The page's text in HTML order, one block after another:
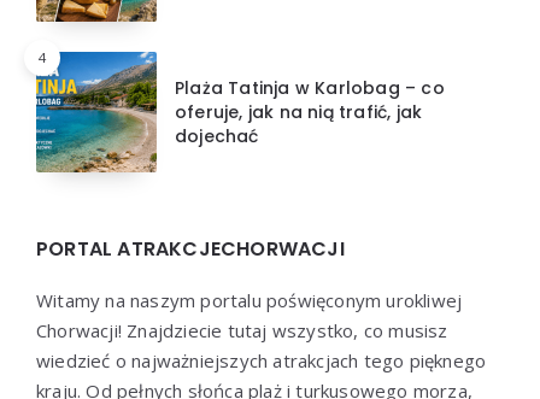
4
Plaża Tatinja w Karlobag – co
oferuje, jak na nią trafić, jak
dojechać
PORTAL ATRAKCJECHORWACJI
Witamy na naszym portalu poświęconym urokliwej
Chorwacji! Znajdziecie tutaj wszystko, co musisz
wiedzieć o najważniejszych atrakcjach tego pięknego
kraju. Od pełnych słońca plaż i turkusowego morza,